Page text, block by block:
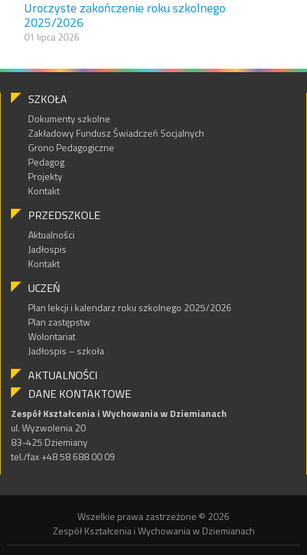
Uroczyste zakończenie roku szkolnego
2025/2026
01 lipca 2026
SZKOŁA
Dokumenty szkolne
Zakładowy Fundusz Świadczeń Socjalnych
Grono Pedagogiczne
Pedagog
Projekty
Kontakt
PRZEDSZKOLE
Aktualności
Jadłospis
Kontakt
UCZEŃ
Plan lekcji i kalendarz roku szkolnego 2025/2026
Plan zastępstw
Wolontariat
Jadłospis – szkoła
AKTUALNOŚCI
DANE KONTAKTOWE
Zespół Kształcenia i Wychowania w Dziemianach
ul. Wyzwolenia 20
83-425 Dziemiany
tel./fax +48 58 688 00 09
Wszelkie prawa zastrzeżone © 2026
Zespół Kształcenia i Wychowania w Dziemianach